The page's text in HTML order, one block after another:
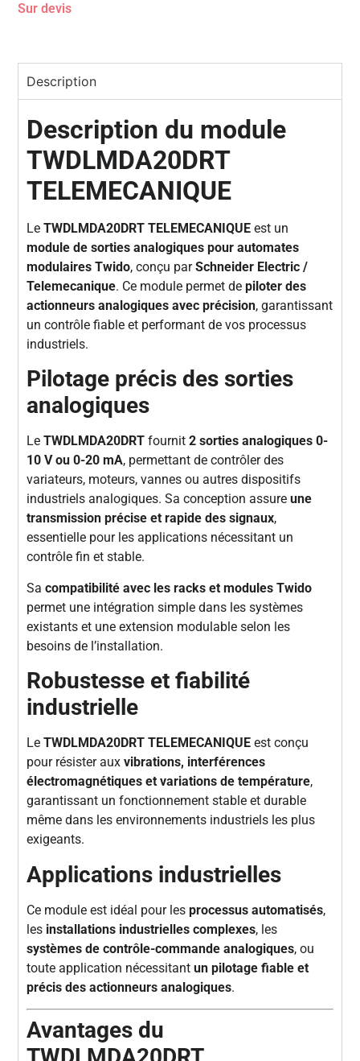
Sur devis
Description
Description du module
TWDLMDA20DRT
TELEMECANIQUE
LeTWDLMDA20DRT TELEMECANIQUE est un
module de sorties analogiques pour automates
modulaires Twido, conçu parSchneider Electric /
Telemecanique. Ce module permet depiloter des
actionneurs analogiques avec précision, garantissant
un contrôle fiable et performant de vos processus
industriels.
Pilotage précis des sorties
analogiques
LeTWDLMDA20DRT fournit2 sorties analogiques 0-
10 V ou 0-20 mA, permettant de contrôler des
variateurs, moteurs, vannes ou autres dispositifs
industriels analogiques. Sa conception assureune
transmission précise et rapide des signaux,
essentielle pour les applications nécessitant un
contrôle fin et stable.
Sacompatibilité avec les racks et modules Twido
permet une intégration simple dans les systèmes
existants et une extension modulable selon les
besoins de l’installation.
Robustesse et fiabilité
industrielle
LeTWDLMDA20DRT TELEMECANIQUE est conçu
pour résister auxvibrations, interférences
électromagnétiques et variations de température,
garantissant un fonctionnement stable et durable
même dans les environnements industriels les plus
exigeants.
Applications industrielles
Ce module est idéal pour lesprocessus automatisés,
les installations industrielles complexes, les
systèmes de contrôle-commande analogiques, ou
toute application nécessitantun pilotage fiable et
précis des actionneurs analogiques.
Avantages du